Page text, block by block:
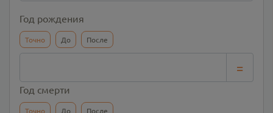
Год рождения
Точно До После
=
Год смерти
Точно До После